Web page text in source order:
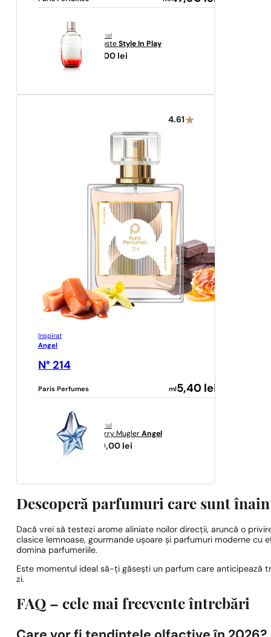
original
Lacoste Style In Play
181,00 lei
4.61
Inspirat
Angel
N° 214
Paris Perfumes ml 5,40 lei
original
Thierry Mugler Angel
399,00 lei
Descoperă parfumuri care sunt
Dacă vrei să testezi arome aliniate noilor direcții, aruncă o
clasice lemnoase, gourmande ușoare și parfumuri moderne cu
domina parfumeriile.
Este momentul ideal să-ți găsești un parfum care anticipează
zi.
FAQ – cele mai frecvente întrebări